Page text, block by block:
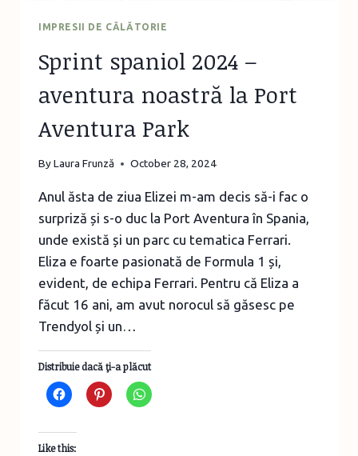
IMPRESII DE CĂLĂTORIE
Sprint spaniol 2024 –
aventura noastră la Port
Aventura Park
ByLaura Frunză October 28, 2024
Anul ăsta de ziua Elizei m-am decis să-i fac o
surpriză și s-o duc la Port Aventura în Spania,
unde există și un parc cu tematica Ferrari.
Eliza e foarte pasionată de Formula 1 și,
evident, de echipa Ferrari. Pentru că Eliza a
făcut 16 ani, am avut norocul să găsesc pe
Trendyol și un…
Distribuie dacă ţi-a plăcut
Like this: